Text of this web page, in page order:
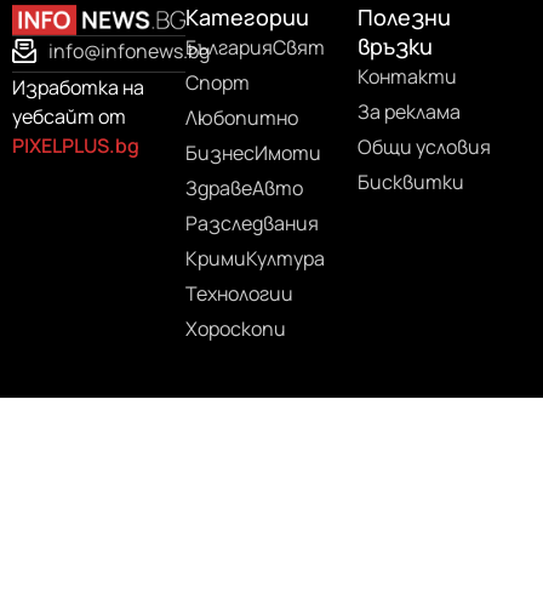
info@infonews.bg
Изработка на
уебсайт от
PIXELPLUS.bg
Категории
БългарияСвят
Спорт
Любопитно
БизнесИмоти
ЗдравеАвто
Разследвания
КримиКултура
Технологии
Хороскопи
Полезни
връзки
Контакти
За реклама
Общи условия
Бисквитки